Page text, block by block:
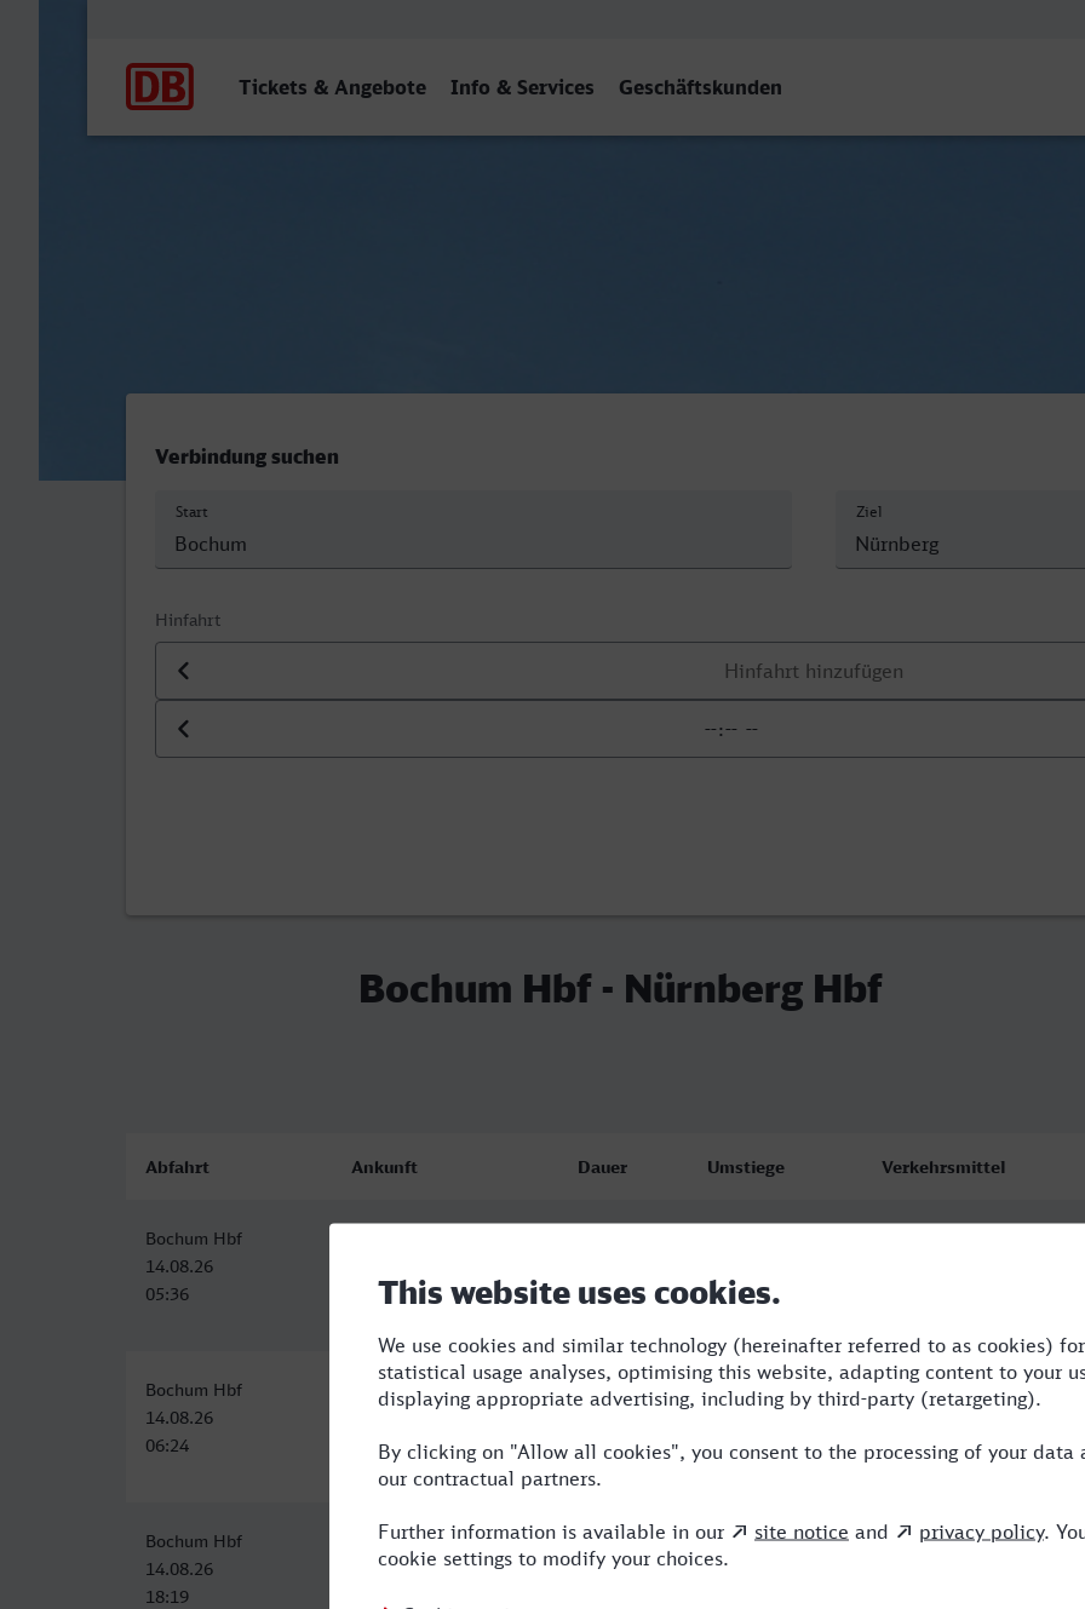
Tickets & Angebote Info & Services Geschäftskunden
Verbindung suchen
Start Ziel
Hinfahrt
Datum der Hinfahrt
Uhrzeit der Hinfahrt
Bochum Hbf - Nürnberg Hbf
Abfahrt Ankunft Dauer Umstiege Verkehrsmittel
Bochum Hbf
14.08.26
05:36
Bochum Hbf
14.08.26
06:24
Nürnberg Hbf
11:25
5:01 1 NX,ICE
Bochum Hbf
14.08.26
18:19
Nürnberg Hbf
14.08.26
4:39 1 NX,ICE